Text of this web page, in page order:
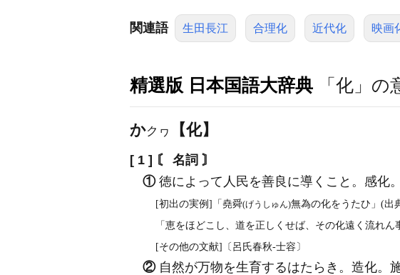
関連語 生田長江 合理化 近代化 映画
精選版 日本国語大辞典 「化」
かクヮ 【化】
[ 1 ] 〘 名詞 〙
①徳によって人民を善良に導くこと。感化。
[初出の実例]「堯舜(げうしゅん)無為の化をうたひ」(出
「恵をほどこし、道を正しくせば、その化遠く流れ
[その他の文献]〔呂氏春秋‐士容〕
②自然が万物を生育するはたらき。造化。施